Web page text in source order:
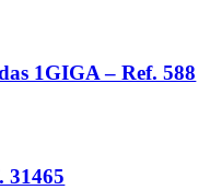
1GIGA – Ref. 588
31465